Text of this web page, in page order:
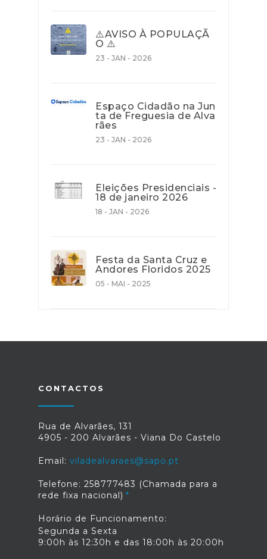
⚠️AVISO À POPULAÇÃ
O ⚠️
23 - JAN - 2026
Espaço Cidadão na Jun
ta de Freguesia de Alva
rães
23 - JAN - 2026
Eleições Presidenciais -
18 de janeiro 2026
18 - JAN - 2026
Festa da Santa Cruz e
Andores Floridos 2025
05 - MAI - 2025
CONTACTOS
Rua de Alvarães, 131
4905 - 200 Alvarães - Viana Do Castelo
Email: viladealvaraes@sapo.pt
Telefone: 258777483 (Chamada para a
rede fixa nacional)
Horário de Funcionamento:
Segunda a Sexta
9:00h às 12:30h e das 18:00h às 20:00h